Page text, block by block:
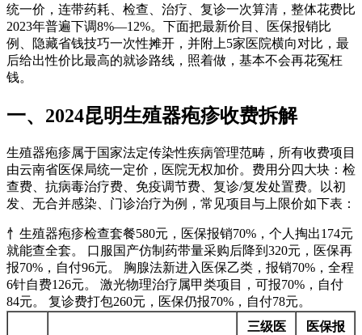
统一价，连带药耗、检查、治疗、复诊一次算清，整体花费比
2023年普遍下调8%—12%。下面把最新价目、医保报销比
例、隐藏省钱技巧一次性摊开，并附上5家医院横向对比，最
后给出性价比最高的就诊路线，照着做，基本不会再花冤枉
钱。
一、2024昆明生殖器疱疹收费拆解
生殖器疱疹属于国家法定传染性疾病管理范畴，所有收费项目
由云南省医保局统一定价，医院无权加价。费用分四大块：检
查费、抗病毒治疗费、免疫调节费、复诊/复发处置费。以初
发、无合并感染、门诊治疗为例，常见项目与上限价如下表：
忄生殖器疱疹检查套餐580元，医保报销70%，个人掏出174元
就能查全套。 口服国产仿制药带量采购后降到320元，医保再
报70%，自付96元。 胸腺法新进入医保乙类，报销70%，全程
6针自费126元。 激光物理治疗属甲类项目，可报70%，自付
84元。 复诊费打包260元，医保仍报70%，自付78元。
三级医
医保报